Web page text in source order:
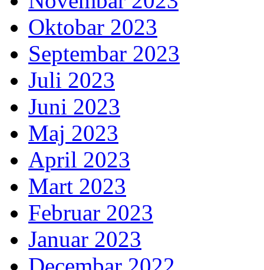
Oktobar 2023
Septembar 2023
Juli 2023
Juni 2023
Maj 2023
April 2023
Mart 2023
Februar 2023
Januar 2023